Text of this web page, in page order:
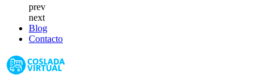
prev
next
Blog
Contacto